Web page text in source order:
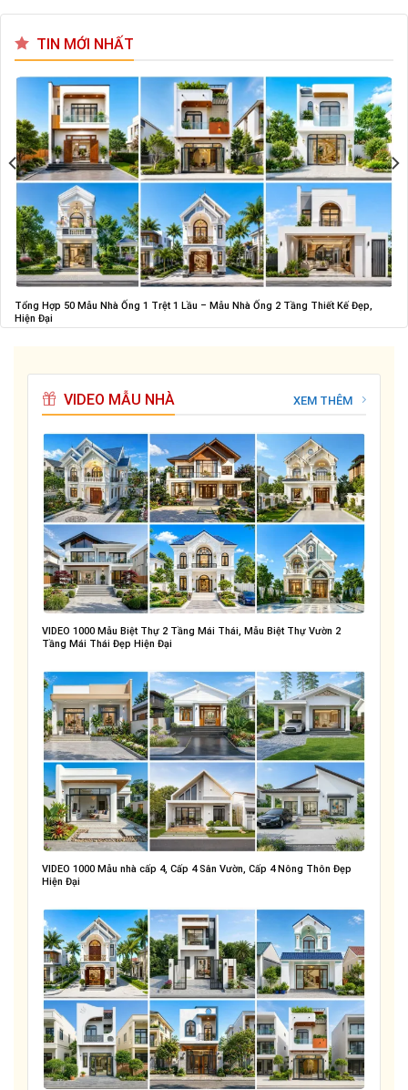
TIN MỚI NHẤT
Tổng Hợp 50 Mẫu Nhà Ống 1 Trệt 1 Lầu – Mẫu Nhà Ống 2 Tầng Thiết Kế Đẹp,
Hiện Đại
VIDEO MẪU NHÀ XEM THÊM
VIDEO 1000 Mẫu Biệt Thự 2 Tầng Mái Thái, Mẫu Biệt Thự Vườn 2
Tầng Mái Thái Đẹp Hiện Đại
VIDEO 1000 Mẫu nhà cấp 4, Cấp 4 Sân Vườn, Cấp 4 Nông Thôn Đẹp
Hiện Đại